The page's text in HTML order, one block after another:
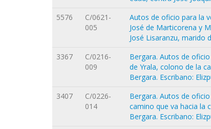
5576
C/0621-
005
Autos de oficio para la
José de Marticorena y
José Lisaranzu, marido
3367
C/0216-
009
Bergara. Autos de
de Yrala, colono de la
Bergara. Escribano:
3407
C/0226-
014
Bergara. Autos de
camino que va hacia la
Bergara. Escribano: